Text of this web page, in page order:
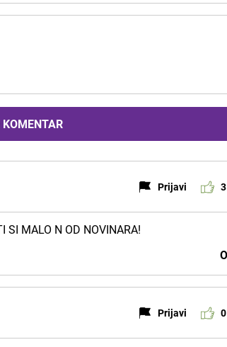
Prijavi 3
SI MALO N OD NOVINARA!
Prijavi 0